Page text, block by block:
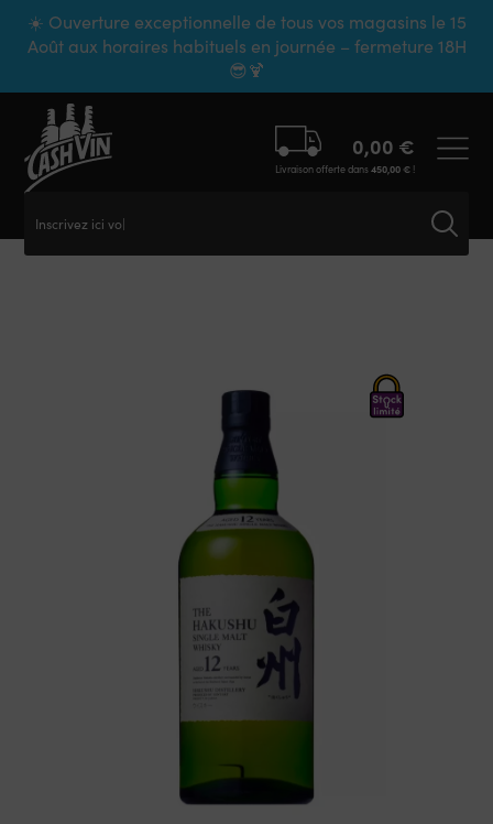
☀️ Ouverture exceptionnelle de tous vos magasins le 15
Août aux horaires habituels en journée – fermeture 18H
😎🍹
Inscrivez ici votr
0,00 €
Livraison offerte dans450,00 €!
Panneau de gestion des cookies